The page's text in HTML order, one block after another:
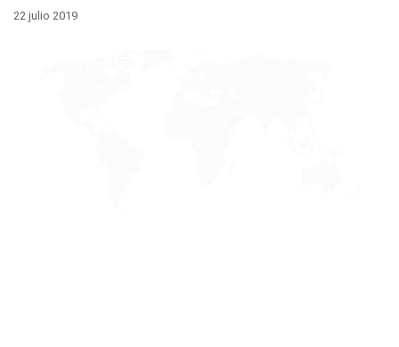
22 julio 2019